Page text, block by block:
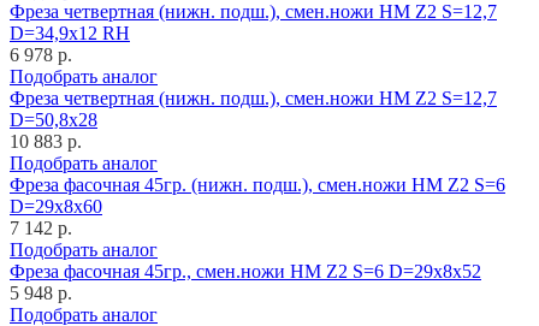
Фреза четвертная (нижн. подш.), смен.ножи HM Z2 S=12,7
D=34,9x12 RH
6 978 р.
Подобрать аналог
Фреза четвертная (нижн. подш.), смен.ножи HM Z2 S=12,7
D=50,8x28
10 883 р.
Подобрать аналог
Фреза фасочная 45гр. (нижн. подш.), смен.ножи HM Z2 S=6
D=29x8x60
7 142 р.
Подобрать аналог
Фреза фасочная 45гр., смен.ножи HM Z2 S=6 D=29x8x52
5 948 р.
Подобрать аналог